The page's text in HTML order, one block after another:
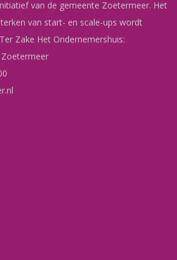
van de gemeente Zoetermeer. Het
van start- en scale-ups wordt
Zake Het Ondernemershuis: